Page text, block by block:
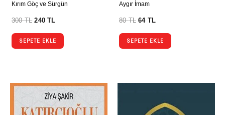
Kırım Göç ve Sürgün
300TL 240TL
SEPETE EKLE
Aygır İmam
80TL 64 TL
SEPETE EKLE